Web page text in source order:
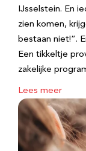
IJsselstein. En
zien komen,
bestaan niet!”.
Een tikkeltje
zakelijke
Lees meer